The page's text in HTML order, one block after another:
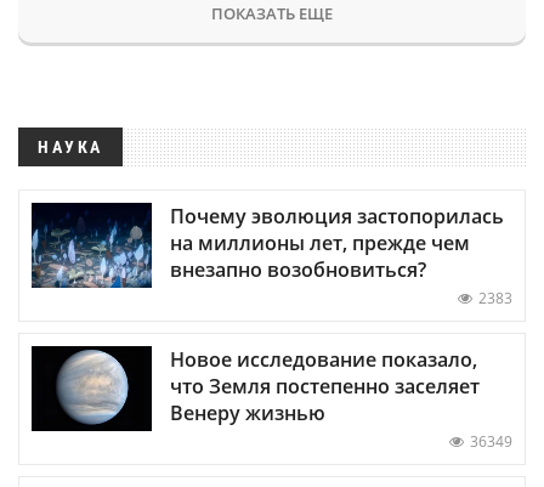
ПОКАЗАТЬ ЕЩЕ
НАУКА
Почему эволюция застопорилась
на миллионы лет, прежде чем
внезапно возобновиться?
2383
Новое исследование показало,
что Земля постепенно заселяет
Венеру жизнью
36349